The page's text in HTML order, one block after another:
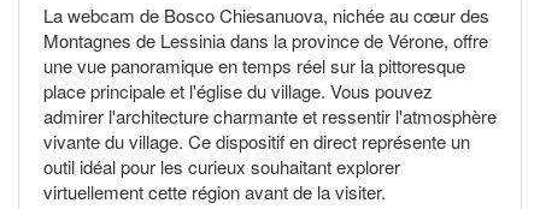
La webcam de Bosco Chiesanuova, nichée au cœur des
Montagnes de Lessinia dans la province de Vérone, offre
une vue panoramique en temps réel sur la pittoresque
place principale et l'église du village. Vous pouvez
admirer l'architecture charmante et ressentir l'atmosphère
vivante du village. Ce dispositif en direct représente un
outil idéal pour les curieux souhaitant explorer
virtuellement cette région avant de la visiter.